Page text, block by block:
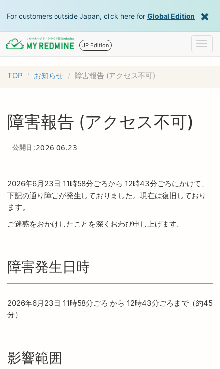
For customers outside Japan, click here for Global Edition
JP Edition
TOP お知らせ 障害報告 (アクセス不可)
障害報告 (アクセス不可)
公開日 2026.06.23
2026年6月23日 11時58分ごろから 12時43分ごろにかけて、
下記の通り障害が発生しておりました。現在は復旧しており
ます。
ご迷惑をおかけしたことを深くおわび申し上げます。
障害発生日時
2026年6月23日 11時58分ごろ から 12時43分ごろまで（約45
分）
影響範囲